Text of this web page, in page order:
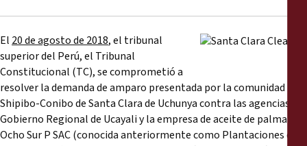
Salle de presse
Nous soutenir
Actualités
Rapports
Communiqués de presse
El 20 de agosto de 2018, el tribunal
superior del Perú, el Tribunal
Constitucional (TC), se comprometió a
resolver la demanda de amparo presentada por la comunidad
Shipibo-Conibo de Santa Clara de Uchunya contra las agencias del
Gobierno Regional de Ucayali y la empresa de aceite de palma
Ocho Sur P SAC (conocida anteriormente como Plantaciones de